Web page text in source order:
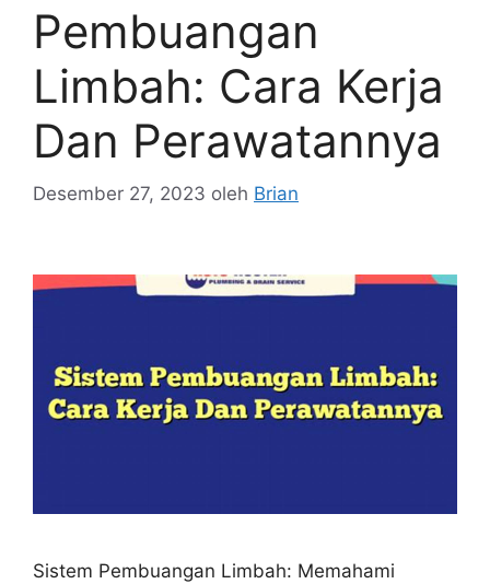
Pembuangan
Limbah: Cara Kerja
Dan Perawatannya
Desember 27, 2023 oleh Brian
Sistem Pembuangan Limbah: Memahami